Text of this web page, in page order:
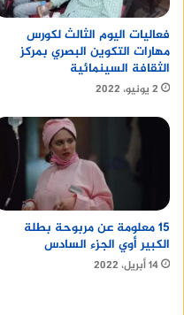
فعاليات اليوم الثالث لكورس
مهارات التكوين البصري بمركز
الثقافة السينمائية
2 يونيو، 2022
15 معلومة عن مربوحة بطلة
الكبير أوي الجزء السادس
14 أبريل، 2022